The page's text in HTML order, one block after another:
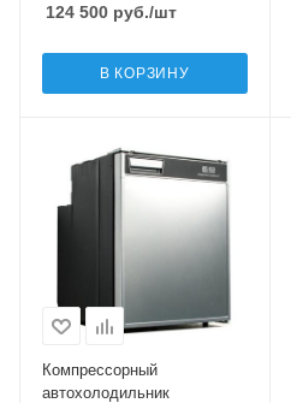
124 500 руб./шт
В КОРЗИНУ
Компрессорный
автохолодильник